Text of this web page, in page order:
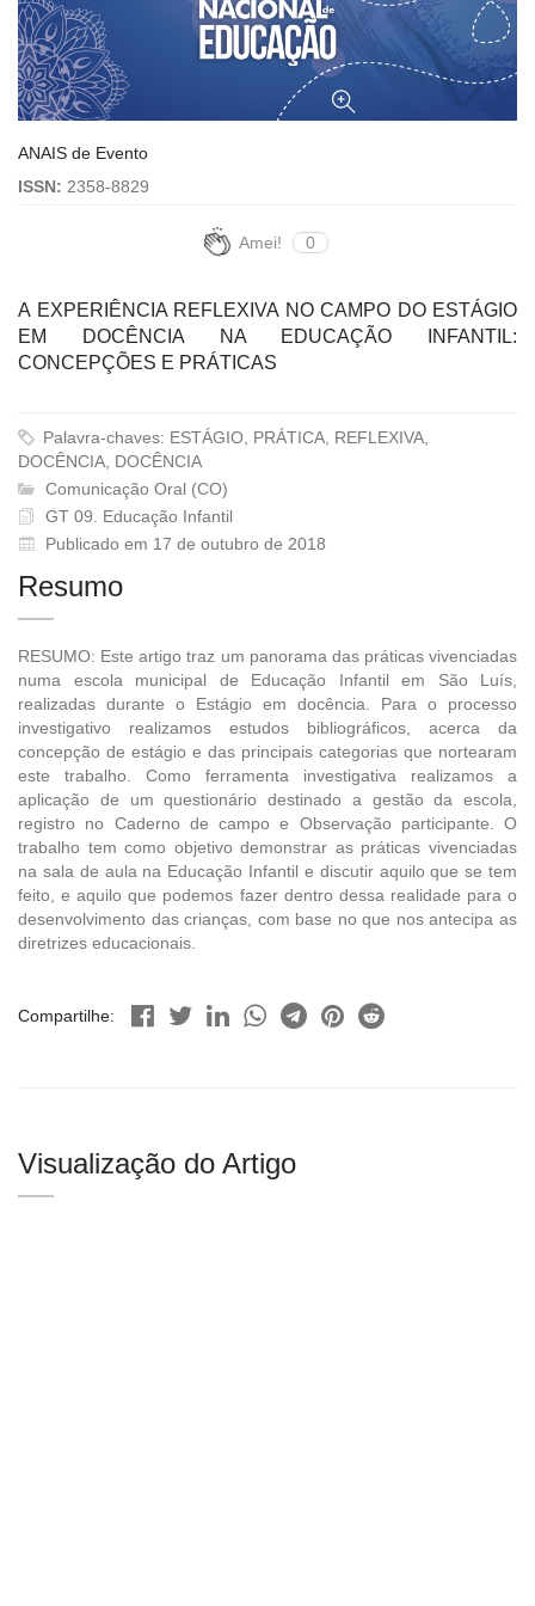
ANAIS de Evento
ISSN: 2358-8829
Amei! 0
A EXPERIÊNCIA REFLEXIVA NO CAMPO DO ESTÁGIO
EM DOCÊNCIA NA EDUCAÇÃO INFANTIL:
CONCEPÇÕES E PRÁTICAS
Palavra-chaves: ESTÁGIO, PRÁTICA, REFLEXIVA,
DOCÊNCIA, DOCÊNCIA
Comunicação Oral (CO)
GT 09. Educação Infantil
Publicado em 17 de outubro de 2018
Resumo
RESUMO: Este artigo traz um panorama das práticas vivenciadas
numa escola municipal de Educação Infantil em São Luís,
realizadas durante o Estágio em docência. Para o processo
investigativo realizamos estudos bibliográficos, acerca da
concepção de estágio e das principais categorias que nortearam
este trabalho. Como ferramenta investigativa realizamos a
aplicação de um questionário destinado a gestão da escola,
registro no Caderno de campo e Observação participante. O
trabalho tem como objetivo demonstrar as práticas vivenciadas
na sala de aula na Educação Infantil e discutir aquilo que se tem
feito, e aquilo que podemos fazer dentro dessa realidade para o
desenvolvimento das crianças, com base no que nos antecipa as
diretrizes educacionais.
Compartilhe:
Visualização do Artigo